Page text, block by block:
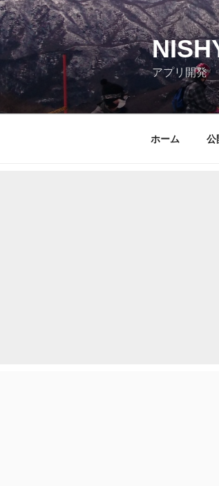
コ
ン
テ
ン
ツ
へ
アプリ開発
ホーム 公